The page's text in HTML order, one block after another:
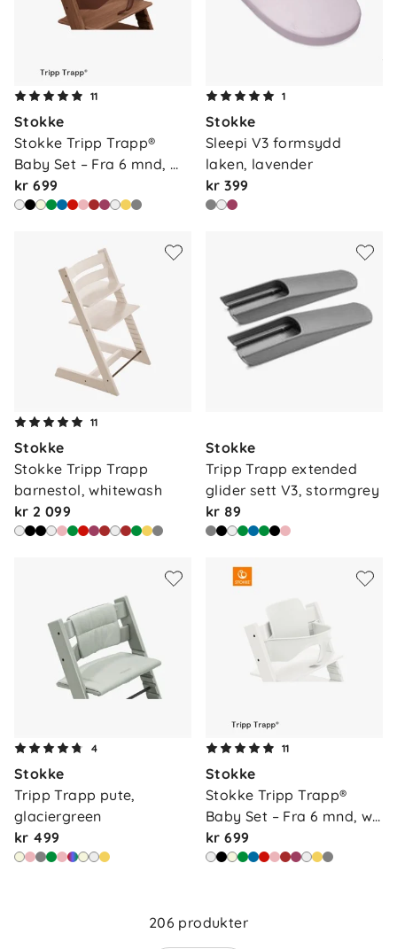
11
Stokke
Stokke Tripp Trapp®
Baby Set – Fra 6 mnd,
wa…
kr 699
1
Stokke
Sleepi V3 formsydd
laken, lavender
kr 399
11
Stokke
Stokke Tripp Trapp
barnestol, whitewash
kr 2 099
Stokke
Tripp Trapp extended
glider sett V3, stormgrey
kr 89
4
Stokke
Tripp Trapp pute,
glaciergreen
kr 499
11
Stokke
Stokke Tripp Trapp®
Baby Set – Fra 6 mnd, w…
kr 699
206 produkter
Om oss
Vårt samfunnsansvar